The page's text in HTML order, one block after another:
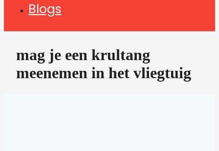
Blogs
mag je een krultang
meenemen in het vliegtuig